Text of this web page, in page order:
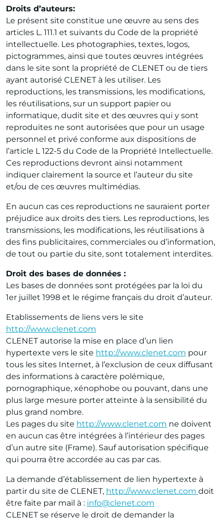
Droits d’auteurs:
Le présent site constitue une œuvre au sens des
articles L. 111.1 et suivants du Code de la propriété
intellectuelle. Les photographies, textes, logos,
pictogrammes, ainsi que toutes œuvres intégrées
dans le site sont la propriété de CLENET ou de tiers
ayant autorisé CLENET à les utiliser. Les
reproductions, les transmissions, les modifications,
les réutilisations, sur un support papier ou
informatique, dudit site et des œuvres qui y sont
reproduites ne sont autorisées que pour un usage
personnel et privé conforme aux dispositions de
l’article L 122-5 du Code de la Propriété Intellectuelle.
Ces reproductions devront ainsi notamment
indiquer clairement la source et l’auteur du site
et/ou de ces œuvres multimédias.
En aucun cas ces reproductions ne sauraient porter
préjudice aux droits des tiers. Les reproductions, les
transmissions, les modifications, les réutilisations à
des fins publicitaires, commerciales ou d’information,
de tout ou partie du site, sont totalement interdites.
Droit des bases de données :
Les bases de données sont protégées par la loi du
1er juillet 1998 et le régime français du droit d’auteur.
Etablissements de liens vers le site
http://www.clenet.com
CLENET autorise la mise en place d’un lien
hypertexte vers le site http://www.clenet.com pour
tous les sites Internet, à l’exclusion de ceux diffusant
des informations à caractère polémique,
pornographique, xénophobe ou pouvant, dans une
plus large mesure porter atteinte à la sensibilité du
plus grand nombre.
Les pages du site http://www.clenet.com ne doivent
en aucun cas être intégrées à l’intérieur des pages
d’un autre site (Frame). Sauf autorisation spécifique
qui pourra être accordée au cas par cas.
La demande d’établissement de lien hypertexte à
partir du site de CLENET, http://www.clenet.com doit
être faite par mail à : info@clenet.com
CLENET se réserve le droit de demander la